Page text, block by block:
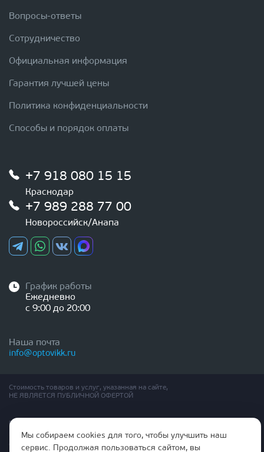
Вопросы-ответы
Сотрудничество
Официальная информация
Гарантия лучшей цены
Политика конфиденциальности
Способы и порядок оплаты
+7 918 080 15 15
Краснодар
+7 989 288 77 00
Новороссийск/Анапа
График работы
Ежедневно
с 9:00 до 20:00
Наша почта
info@optovikk.ru
Стоимость товаров и услуг, указанная на сайте,
НЕ ЯВЛЯЕТСЯ ПУБЛИЧНОЙ ОФЕРТОЙ
Правила эксплутации входных и межкомнатных дверей
Политика обработки персональных данных
Согласие на обработку персональных данных
Мы собираем cookies для того, чтобы улучшить наш
сервис. Продолжая пользоваться сайтом, вы